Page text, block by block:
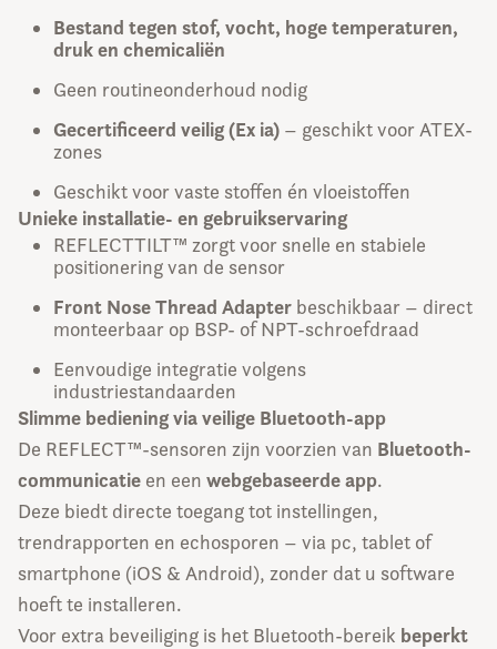
Bestand tegen stof, vocht, hoge temperaturen,
druk en chemicaliën
Geen routineonderhoud nodig
Gecertificeerd veilig (Ex ia) – geschikt voor ATEX-
zones
Geschikt voor vaste stoffen én vloeistoffen
Unieke installatie- en gebruikservaring
REFLECTTILT™ zorgt voor snelle en stabiele
positionering van de sensor
Front Nose Thread Adapter beschikbaar – direct
monteerbaar op BSP- of NPT-schroefdraad
Eenvoudige integratie volgens
industriestandaarden
Slimme bediening via veilige Bluetooth-app
De REFLECT™-sensoren zijn voorzien van Bluetooth-
communicatie en een webgebaseerde app.
Deze biedt directe toegang tot instellingen,
trendrapporten en echosporen – via pc, tablet of
smartphone (iOS & Android), zonder dat u software
hoeft te installeren.
Voor extra beveiliging is het Bluetooth-bereik beperkt